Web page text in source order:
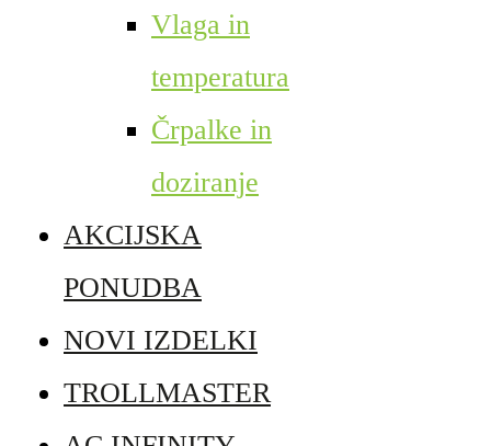
Vlaga in
temperatura
Črpalke in
doziranje
AKCIJSKA
PONUDBA
NOVI IZDELKI
TROLLMASTER